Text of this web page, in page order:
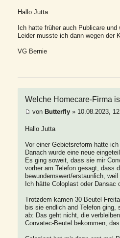
Hallo Jutta.
Ich hatte früher auch Publicare
Leider musste ich dann wegen der
VG Bernie
Welche Homecare-Firma
von Butterfly » 10.08.2023,
Hallo Jutta
Vor einer Gebietsreform hatte
Danach wurde eine neue
Es ging soweit, dass sie mir
vorher am Telefon gesagt, dass
bewundernswert/erstaunlich,
Ich hätte Coloplast oder Dansac
Trotzdem kamen 30 Beutel
bis sie endlich and Telefon
ab: Das geht nicht, die
Convatec-Beutel bekommen,